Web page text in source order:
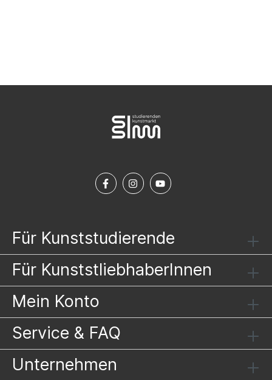
Für Kunststudierende
Für KunststliebhaberInnen
Mein Konto
Service & FAQ
Unternehmen